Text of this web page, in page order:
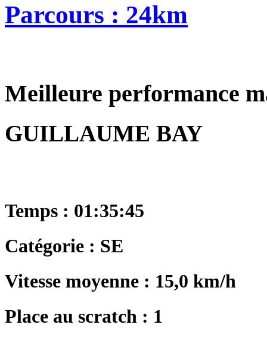
Parcours : 24km
Meilleure performance
GUILLAUME BAY
Temps : 01:35:45
Catégorie : SE
Vitesse moyenne : 15,0 km/h
Place au scratch : 1